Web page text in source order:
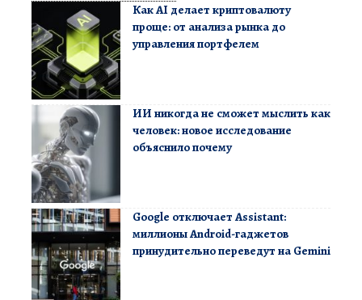
Как AI делает криптовалюту
проще: от анализа рынка до
управления портфелем
ИИ никогда не сможет мыслить как
человек: новое исследование
объяснило почему
Google отключает Assistant:
миллионы Android-гаджетов
принудительно переведут на Gemini